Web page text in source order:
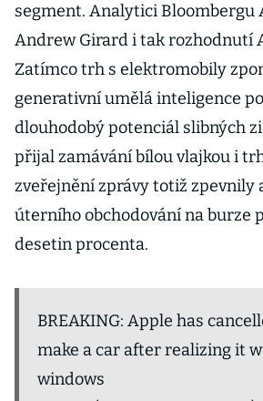
segment. Analytici Bloombergu
Andrew Girard i tak rozhodnutí
Zatímco trh s elektromobily
generativní umělá inteligence
dlouhodobý potenciál slibných
přijal zamávání bílou vlajkou i
zveřejnění zprávy totiž zpevnily
úterního obchodování na burze
desetin procenta.
BREAKING: Apple has
make a car after realizing it
windows